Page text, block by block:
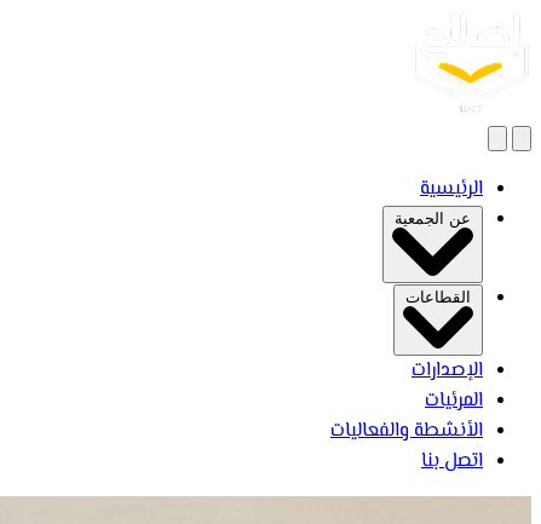
الرئيسية
عن الجمعية
القطاعات
الإصدارات
المرئيات
الأنشطة والفعاليات
اتصل بنا